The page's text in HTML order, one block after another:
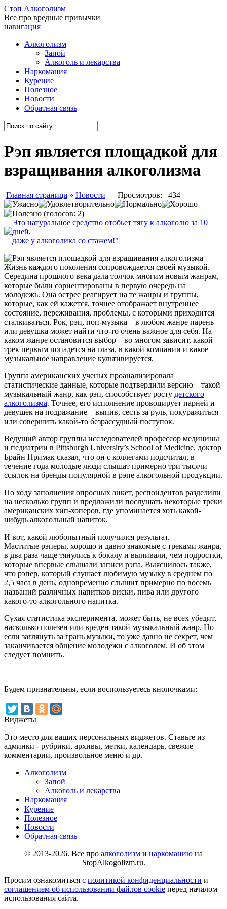
Стоп Алкоголизм
Все про вредные привычки
навигация
Алкоголизм
Запой
Алкоголь и лекарства
Наркомания
Курение
Полезное
Новости
Обратная связь
Рэп является площадкой для
взращивания алкоголизма
Главная страница » Новости Просмотров: 434
(голосов: 2)
Это натуральное средство отобьет тягу к алкоголю за 10
дней,
даже у алкоголика со стажем!"
Жизнь каждого поколения сопровождается своей музыкой.
Середина прошлого века дала толчок многим новым жанрам,
которые были сориентированы в первую очередь на
молодежь. Она острее реагирует на те жанры и группы,
которые, как ей кажется, точнее отображает внутреннее
состояние, переживания, проблемы, с которыми приходится
сталкиваться. Рок, рэп, поп-музыка – в любом жанре парень
или девушка может найти что-то очень важное для себя. На
каком жанре остановится выбор – во многом зависит, какой
трек первым попадется на глаза, в какой компании и какое
музыкальное направление культивируется.
Группа американских ученых проанализировала
статистические данные, которые подтвердили версию – такой
музыкальный жанр, как рэп, способствует росту детского
алкоголизма. Точнее, его исполнение провоцирует парней и
девушек на подражание – выпив, сесть за руль, покуражиться
или совершить какой-то безрассудный поступок.
Ведущий автор группы исследователей профессор медицины
и педиатрии в Pittsburgh University’s School of Medicine, доктор
Брайн Примак сказал, что он с коллегами подсчитал, в
течение года молодые люди слышат примерно три тысячи
ссылок на бренды популярной в рэпе алкогольной продукции.
По ходу заполнения опросных анкет, респондентов разделили
на несколько групп и предложили послушать некоторые треки
американских хип-хоперов, где упоминается хоть какой-
нибудь алкогольный напиток.
И вот, какой любопытный получился результат.
Маститые рэперы, хорошо и давно знакомые с треками жанра,
в два раза чаще тянулись к бокалу и выпивали, чем подростки,
которые впервые слышали записи рэпа. Выяснилось также,
что рэпер, который слушает любимую музыку в среднем по
2,5 часа в день, одновременно слышит примерно по восемь
названий различных напитков виски, пива или другого
какого-то алкогольного напитка.
Сухая статистика эксперимента, может быть, не всех убедит,
насколько полезен или вреден такой музыкальный жанр. Но
если заглянуть за грань музыки, то уже давно не секрет, чем
заканчивается общение молодежи с алкоголем. И об этом
следует помнить.
Будем признательны, если воспользуетесь кнопочками:
Виджеты
Это место для ваших персональных виджетов. Ставьте из
админки - рубрики, архивы, метки, календарь, свежие
комментарии, произвольное меню и др.
Алкоголизм
Запой
Алкоголь и лекарства
Наркомания
Курение
Полезное
Новости
Обратная связь
© 2013-2026. Все про алкоголизм и наркоманию на
StopAlkogolizm.ru.
Просим ознакомиться с политикой конфиденциальности и
соглашением об использовании файлов cookie перед началом
использования сайта.